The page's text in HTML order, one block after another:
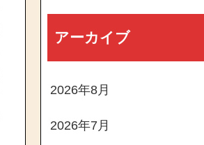
アーカイブ
2026年8月
2026年7月